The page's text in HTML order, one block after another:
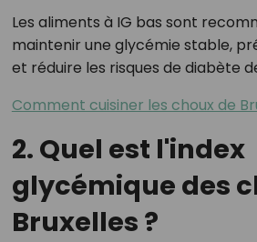
Les aliments à IG bas sont
maintenir une glycémie stable,
et réduire les risques de diabète
Comment cuisiner les choux de
2. Quel est l'index
glycémique des
Bruxelles ?